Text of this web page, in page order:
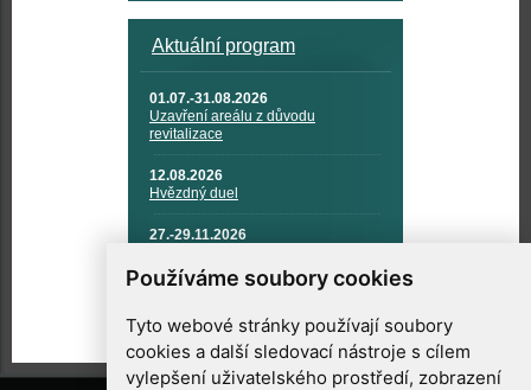
Používáme soubory cookies
Tyto webové stránky používají soubory
cookies a další sledovací nástroje s cílem
vylepšení uživatelského prostředí, zobrazení
Aktuální program
01.07.-31.08.2026
Uzavření areálu z důvodu
revitalizace
12.08.2026
Hvězdný duel
27.-29.11.2026
TECHNIKA A KOSMICKÉ
TECHNOLOGIE